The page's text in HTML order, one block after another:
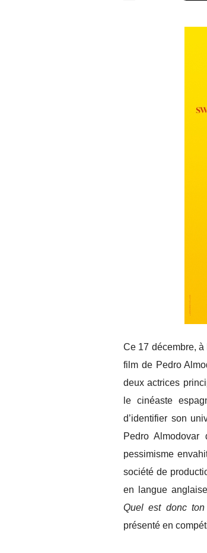
Ce 17 décembre, à
film de Pedro
deux actrices
le cinéaste
d’identifier son
Pedro
pessimisme
société de
en langue
Quel est donc
présenté en